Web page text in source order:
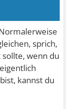
sprich,
wenn du
kannst du